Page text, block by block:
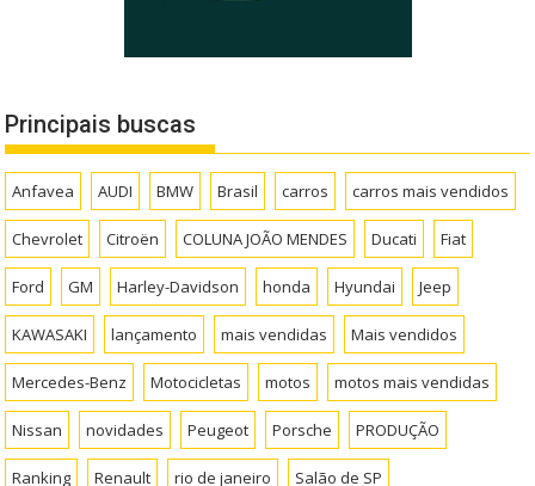
Principais buscas
Anfavea AUDI BMW Brasil carros carros mais vendidos
Chevrolet Citroën COLUNA JOÃO MENDES Ducati Fiat
Ford GM Harley-Davidson honda Hyundai Jeep
KAWASAKI lançamento mais vendidas Mais vendidos
Mercedes-Benz Motocicletas motos motos mais vendidas
Nissan novidades Peugeot Porsche PRODUÇÃO
Ranking Renault rio de janeiro Salão de SP